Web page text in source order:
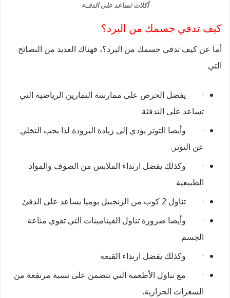
أكلات تساعد على الدفء
كيف تدفي جسمك من البرد؟
أما عن كيف تدفي جسمك من البرد؟، فهناك العديد من النصائح
التي
·
يفضل الحرص على ممارسة التمارين الرياضية التي
تساعد على التدفئة
·
وأيضا التوتر يؤدي إلى زيادة البرودة لذا يجب التخلي
عن التوتر.
·
وكذلك يفضل ارتداء الملابس من الصوف والمواد
الطبيعية
·
تناول 2 كوب من الزنجبيل يوميا يساعد على الدفئ
·
وأيضا ضرورة تناول الفيتامينات التي تقوي مناعة
الجسم
·
وكذلك يفضل ارتداء القبعة
·
مع تناول الأطعمة التي تتضمن على نسبة مرتفعة من
السعرات الحرارية.